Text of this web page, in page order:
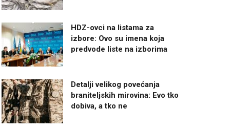
HDZ-ovci na listama za
izbore: Ovo su imena koja
predvode liste na izborima
Detalji velikog povećanja
braniteljskih mirovina: Evo tko
dobiva, a tko ne